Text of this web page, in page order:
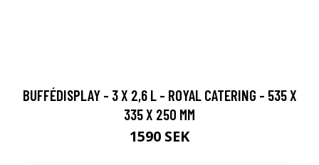
BUFFÉDISPLAY - 3 X 2,6 L - ROYAL CATERING - 535 X
335 X 250 MM
1590 SEK